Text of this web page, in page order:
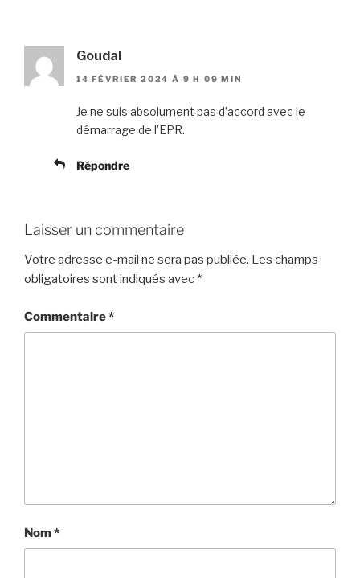
Goudal
14 FÉVRIER 2024 À 9 H 09 MIN
Je ne suis absolument pas d’accord avec le
démarrage de l’EPR.
Répondre
Laisser un commentaire
Votre adresse e-mail ne sera pas publiée. Les champs
obligatoires sont indiqués avec *
Commentaire*
Nom*